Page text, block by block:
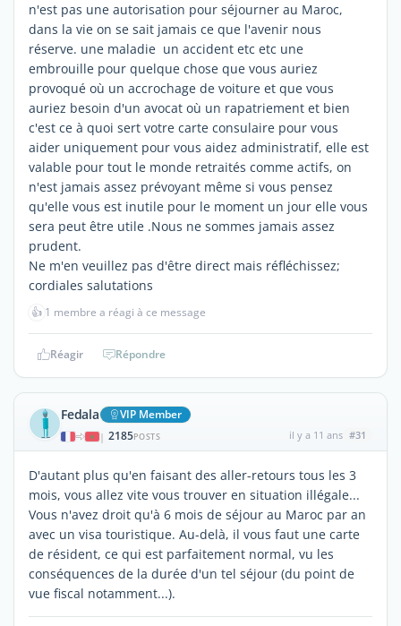
n'est pas une autorisation pour séjourner au Maroc,
dans la vie on se sait jamais ce que l'avenir nous
réserve. une maladie un accident etc etc une
embrouille pour quelque chose que vous auriez
provoqué où un accrochage de voiture et que vous
auriez besoin d'un avocat où un rapatriement et bien
c'est ce à quoi sert votre carte consulaire pour vous
aider uniquement pour vous aidez administratif, elle est
valable pour tout le monde retraités comme actifs, on
n'est jamais assez prévoyant même si vous pensez
qu'elle vous est inutile pour le moment un jour elle vous
sera peut être utile .Nous ne sommes jamais assez
prudent.
Ne m'en veuillez pas d'être direct mais réfléchissez;
cordiales salutations
👍 1 membre a réagi à ce message
Réagir Répondre
Fedala VIP Member
| 2185POSTS il y a 11 ans #31
D'autant plus qu'en faisant des aller-retours tous les 3
mois, vous allez vite vous trouver en situation illégale...
Vous n'avez droit qu'à 6 mois de séjour au Maroc par an
avec un visa touristique. Au-delà, il vous faut une carte
de résident, ce qui est parfaitement normal, vu les
conséquences de la durée d'un tel séjour (du point de
vue fiscal notamment...).